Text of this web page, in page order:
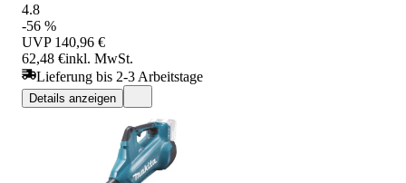
4.8
-56 %
UVP 140,96 €
62,48 €inkl. MwSt.
Lieferung bis 2-3 Arbeitstage
Details anzeigen